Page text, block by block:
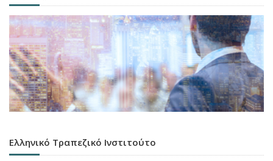
Ελληνικό Τραπεζικό Ινστιτούτο